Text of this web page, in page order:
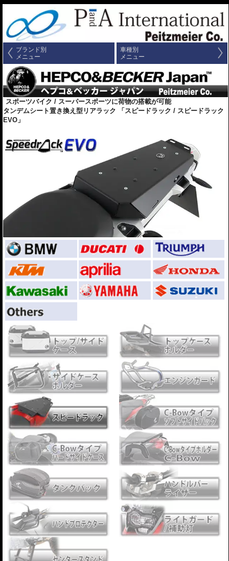
ブランド別
メニュー
車種別
メニュー
スポーツバイク / スーパースポーツに荷物の搭載が可能
タンデムシート置き換え型リアラック 「スピードラック / スピードラック
EVO」